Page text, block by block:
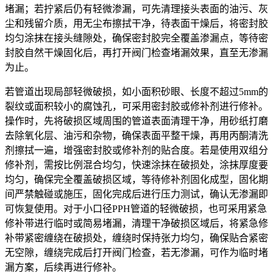
堵漏；若拧紧后仍有轻微渗漏，可先清理接头表面的油污、灰
尘和残留介质，用无尘布擦拭干净，待表面干燥后，将密封胶
均匀涂抹在接头缝隙处，确保密封胶完全覆盖渗漏点，等待密
封胶自然干燥固化后，再打开阀门检查堵漏效果，直至无渗漏
为止。
若管道出现局部轻微破损，如小面积砂眼、长度不超过5mm的
裂纹或面积较小的腐蚀孔，可采用密封胶或修补剂进行修补。
操作时，先将破损区域周围的管道表面清理干净，用砂纸打磨
去除氧化层、油污和杂物，确保表面平整干燥，再用丙酮清洗
剂擦拭一遍，增强密封胶或修补剂的贴合度。若是使用双组分
修补剂，需按比例混合均匀，快速涂抹在破损处，涂抹厚度要
均匀，确保完全覆盖破损区域，等待修补剂固化成型，固化期
间严禁触碰或施压，固化完成后进行压力测试，确认无渗漏即
可恢复使用。对于小口径PPH管道的轻微破损，也可采用紧急
修补带进行临时或简易堵漏，清理干净破损区域后，将紧急修
补带紧密缠绕在破损处，缠绕时保持张力均匀，确保贴合紧密
无空隙，缠绕完成后打开阀门检查，若无渗漏，可作为临时堵
漏方案，后续再进行修补。